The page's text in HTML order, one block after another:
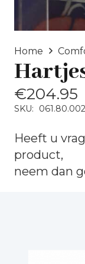
Home
€204.95
SKU:
Heeft u
product,
neem dan